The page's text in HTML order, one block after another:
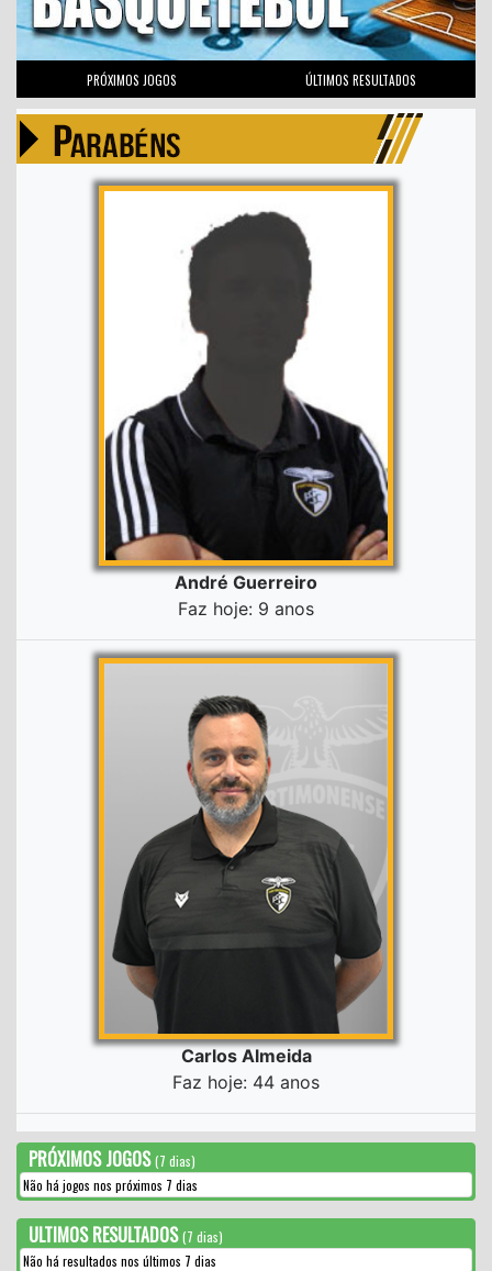
PRÓXIMOS JOGOS ÚLTIMOS RESULTADOS
André Guerreiro
Faz hoje: 9 anos
Carlos Almeida
Faz hoje: 44 anos
PRÓXIMOS JOGOS(7 dias)
Não há jogos nos próximos 7 dias
ULTIMOS RESULTADOS(7 dias)
Não há resultados nos últimos 7 dias